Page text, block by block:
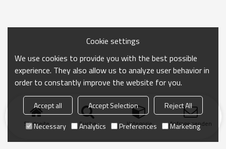
Startseite Suche Kategorie Anfrage senden
Cookie settings
We use cookies to provide you with the best possible
experience. They also allow us to analyze user behavior in
order to constantly improve the website for you.
Accept all Accept Selection
Reject All
Necessary
Analytics Preferences Marketing